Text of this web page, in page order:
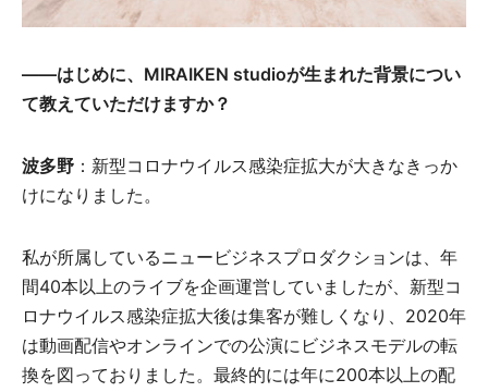
――はじめに、 MIRAIKEN studioが生まれた背景につい
て教えていただけますか？
波多野 ：新型コロナウイルス感染症拡大が大きなきっか
けになりました。
私が所属しているニュービジネスプロダクションは、年
間40本以上のライブを企画運営していましたが、新型コ
ロナウイルス感染症拡大後は集客が難しくなり、2020年
は動画配信やオンラインでの公演にビジネスモデルの転
換を図っておりました。最終的には年に200本以上の配